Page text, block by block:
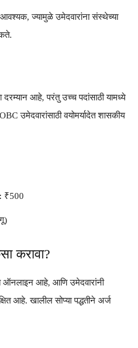
ज्यामुळे उमेदवारांना संस्थेच्या
दरम्यान आहे, परंतु उच्च पदांसाठी यामध्ये
उमेदवारांसाठी वयोमर्यादेत शासकीय
₹500
करावा?
ऑनलाइन आहे, आणि उमेदवारांनी
आहे. खालील सोप्या पद्धतीने अर्ज